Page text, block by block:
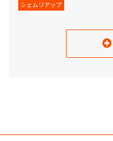
シェムリアップ